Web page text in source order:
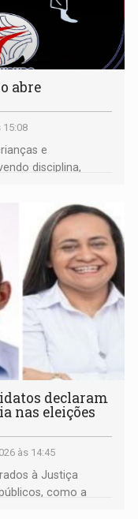
abre
15:08
e
disciplina,
declaram
nas eleições
às 14:45
à Justiça
como a